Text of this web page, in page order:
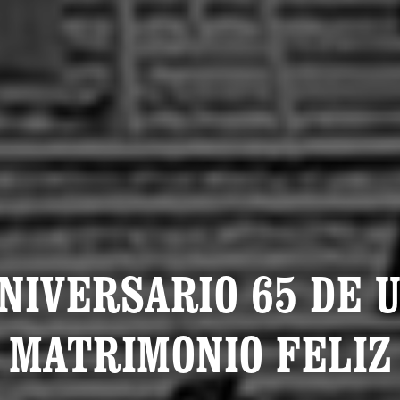
65 DE
MATRIMONIO FELIZ